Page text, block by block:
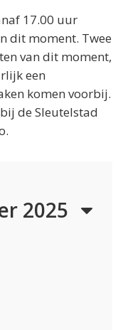
17.00 uur
dit moment. Twee
van dit moment,
een
komen voorbij.
de Sleutelstad
2025